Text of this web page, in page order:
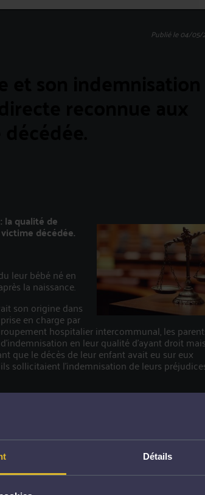
Détails
Publié le 04/05/
la qualité de
décédée.
leur bébé né en
la naissance.
son origine dans
en charge par
hospitalier intercommunal, les
en leur qualité d’ayant droit mais
que le décès de leur enfant avait eu sur eux
sollicitaient l’indemnisation de leurs
d’Appel de Paris a refusé d'indemniser
:
de leur fille devaient être indemnisés
d'une somme forfaitaire majorée pour
leur fille, le retentissement pathologique avéré
revanche, les préjudices patrimoniaux et
étaient insusceptibles de donner lieu
faute